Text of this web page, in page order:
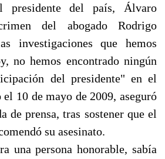
presidente del país, Álvaro
del abogado Rodrigo
investigaciones que hemos
no hemos encontrado ningún
del presidente" en el
10 de mayo de 2009, aseguró
de prensa, tras sostener que el
su asesinato.
una persona honorable, sabía